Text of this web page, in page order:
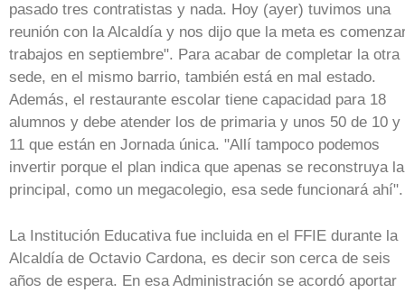
pasado tres contratistas y nada. Hoy (ayer) tuvimos una
reunión con la Alcaldía y nos dijo que la meta es
trabajos en septiembre". Para acabar de completar la otra
sede, en el mismo barrio, también está en mal estado.
Además, el restaurante escolar tiene capacidad para 18
alumnos y debe atender los de primaria y unos 50 de 10 y
11 que están en Jornada única. "Allí tampoco podemos
invertir porque el plan indica que apenas se reconstruya la
principal, como un megacolegio, esa sede funcionará ahí".
La Institución Educativa fue incluida en el FFIE durante la
Alcaldía de Octavio Cardona, es decir son cerca de seis
años de espera. En esa Administración se acordó aportar